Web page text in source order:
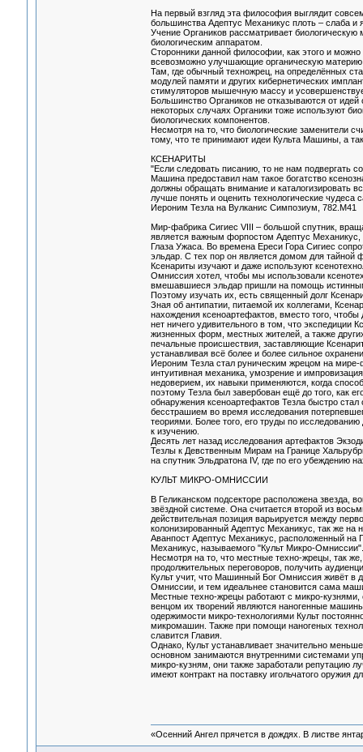
На первый взгляд эта философия выглядит
большинства Адептус Механикус плоть – слаба
Учение Органиков рассматривает
биологическим аппаратом.
Сторонники данной философии, как этого и
всевозможно улучшающие органическую
Там, где обычный техножрец, на определённых
модулей памяти и других кибернетических
стимуляторов мышечную массу и
Большинство Органиков не отказываются от идей
некоторых случаях Органики тоже используют
биологических компонентов.
Несмотря на то, что биологические заменители
тому, что те принимают идеи Культа Машины, а
КСЕНАРИТЫ
"Если следовать писанию, то не нам подвергать
Машина предоставил нам такое богатство
должны обращать внимание и каталогизировать
лучше понять и оценить технологические чудеса
Иероним Тезла на Вулканис Симпозиум, 782.М41
Мир-фабрика Сигиес VIII – большой спутник,
является важным форпостом Адептус Механикус,
Глаза Ужаса. Во времена Ереси Гора Сигиес
эльдар. С тех пор он является домом для тайной
Ксенариты изучают и даже используют
Омниссия хотел, чтобы мы использовали
вмешавшиеся эльдар пришли на помощь
Поэтому изучать их, есть священный долг
Зная об антипатии, питаемой их коллегами,
нахождения ксеноартефактов, вместо того,
нет ничего удивительного в том, что экспедиции
жизненных форм, местных жителей, а также
печальные происшествия, заставляющие
устанавливая всё более и более сильное
Иероним Тезла стал руническим жрецом на
интуитивная механика, умозрение и
недоверием, их навыки применяются, когда
поэтому Тезла был завербован ещё до того, как
обнаружения ксеноартефактов Тезла быстро
бесстрашием во время исследования
теориями. Более того, его труды по
к изучению.
Десять лет назад исследования артефактов
Тезлы к Девственным Мирам на Границе
на спутник Эльдратона IV, где по его убеждению
КУЛЬТ МИКРО-ОМНИССИИ
В Геликанском подсекторе расположена звезда,
звёздной системе. Она считается второй из
действительная позиция варьируется между
колонизированный Адептус Механикус, так же на
Аванпост Адептус Механикус, расположенный на
Механикус, называемого "Культ Микро-Омниссии".
Несмотря на то, что местные техно-жрецы, так
продолжительных переговоров, получить
Культ учит, что Машинный Бог Омниссия живёт
Омниссии, и тем идеальнее становится сама
Местные техно-жрецы работают с микро-
венцом их творений являются наногенные
одержимости микро-технологиями Культ
микромашин. Также при помощи наногеных
славится Главия.
Однако, Культ устанавливает значительно
основном занимаются внутренними системами
микро-кузням, они также заработали репутацию
имеют контракт на поставку игольчатого оружия
«Осенний Ангел прячется в дождях. В листве